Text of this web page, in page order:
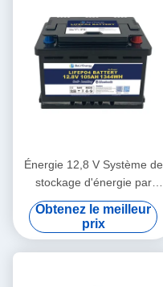
Énergie 12,8 V Système de
stockage d'énergie par
batterie -20~60 Plage de
température de décharge
Obtenez le meilleur
prix